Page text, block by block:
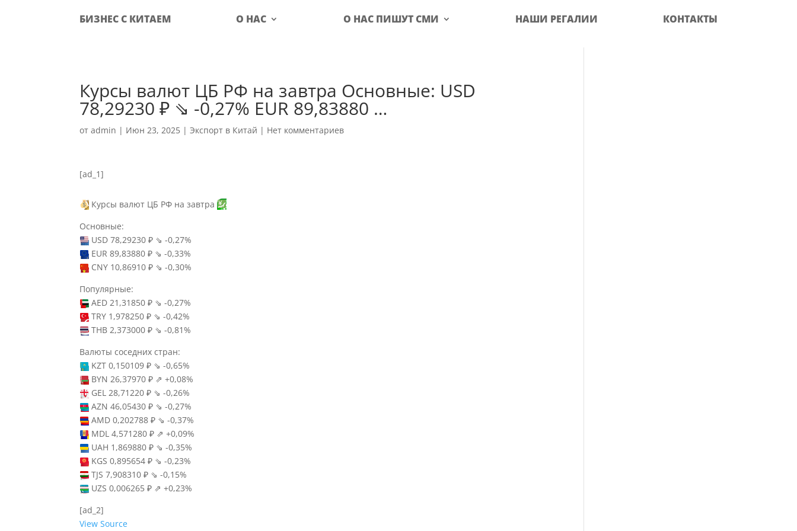
БИЗНЕС С КИТАЕМ О НАС О НАС ПИШУТ СМИ НАШИ РЕГАЛИИ КОНТАКТЫ
Курсы валют ЦБ РФ на завтра Основные: USD
78,29230 ₽ ⇘ -0,27% EUR 89,83880 …
отadmin | Июн 23, 2025 |Экспорт в Китай | Нет комментариев
[ad_1]
Курсы валют ЦБ РФ на завтра
Основные:
USD 78,29230 ₽ ⇘ -0,27%
EUR 89,83880 ₽ ⇘ -0,33%
CNY 10,86910 ₽ ⇘ -0,30%
Популярные:
AED 21,31850 ₽ ⇘ -0,27%
TRY 1,978250 ₽ ⇘ -0,42%
THB 2,373000 ₽ ⇘ -0,81%
Валюты соседних стран:
KZT 0,150109 ₽ ⇘ -0,65%
BYN 26,37970 ₽ ⇗ +0,08%
GEL 28,71220 ₽ ⇘ -0,26%
AZN 46,05430 ₽ ⇘ -0,27%
AMD 0,202788 ₽ ⇘ -0,37%
MDL 4,571280 ₽ ⇗ +0,09%
UAH 1,869880 ₽ ⇘ -0,35%
KGS 0,895654 ₽ ⇘ -0,23%
TJS 7,908310 ₽ ⇘ -0,15%
UZS 0,006265 ₽ ⇗ +0,23%
[ad_2]
View Source